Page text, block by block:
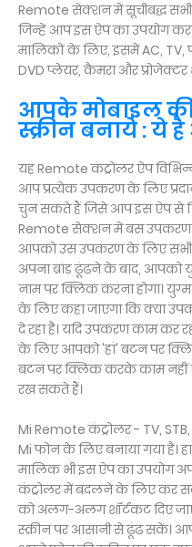
Remote सेक्शन में सूचीबद्ध
जिन्हें आप इस ऐप का उपयोग
मालिकों के लिए, इसमें AC, TV,
DVD प्लेयर, कैमरा और प्रोजेक्टर
आपके मोबाइल की
स्क्रीन बनाये : ये
यह Remote कंट्रोलर ऐप
आप प्रत्येक उपकरण के लिए
चुन सकते हैं जिसे आप इस ऐप से
Remote सेक्शन में बस
आपको उस उपकरण के लिए सभी
अपना ब्रांड ढूंढने के बाद,
नाम पर क्लिक करना होगा।
के लिए कहा जाएगा कि क्या
दे रहा है। यदि उपकरण काम कर
के लिए आपको 'हां' बटन पर
बटन पर क्लिक करके काम नहीं
रख सकते हैं।
Mi Remote कंट्रोलर - TV,
Mi फोन के लिए बनाया गया है।
मालिक भी इस ऐप का उपयोग
कंट्रोलर में बदलने के लिए कर
को अलग-अलग शॉर्टकट दिए
स्क्रीन पर आसानी से ढूंढ सकें।